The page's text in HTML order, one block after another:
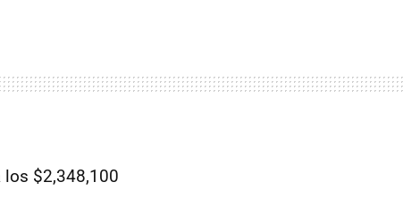
$2,348,100